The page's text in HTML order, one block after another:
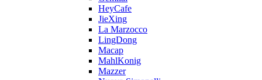
HeyCafe
JieXing
La Marzocco
LingDong
Macap
MahlKonig
Mazzer